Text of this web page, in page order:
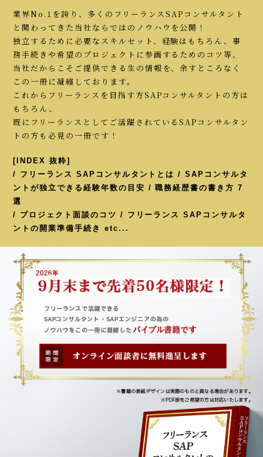
業界No.1を誇り、多くのフリーランスSAPコンサルタント
と関わってきた当社ならではのノウハウを公開！
独立するために必要なスキルセット、経験はもちろん、事
務手続きや希望のプロジェクトに参画するためのコツ等、
当社だからこそご提供できる生の情報を、余すところなく
この一冊に凝縮しております。
これからフリーランスを目指す方SAPコンサルタントの方は
もちろん、
既にフリーランスとしてご活躍されているSAPコンサルタン
トの方も必見の一冊です！
[INDEX 抜粋]
/ フリーランス SAPコンサルタントとは / SAPコンサルタ
ントが独立できる経験年数の目安 / 職務経歴書の書き方 7
選
/ プロジェクト面談のコツ / フリーランス SAPコンサルタ
ントの開業準備手続き etc...